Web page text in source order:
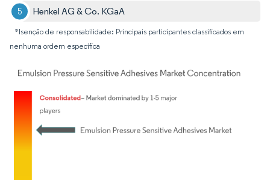
Henkel AG & Co. KGaA
*Isenção de responsabilidade: Principais participantes classificados em
nenhuma ordem específica